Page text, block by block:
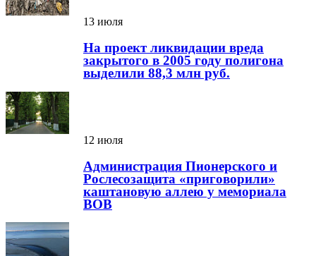
13 июля
На проект ликвидации вреда
закрытого в 2005 году полигона
выделили 88,3 млн руб.
12 июля
Администрация Пионерского и
Рослесозащита «приговорили»
каштановую аллею у мемориала
ВОВ